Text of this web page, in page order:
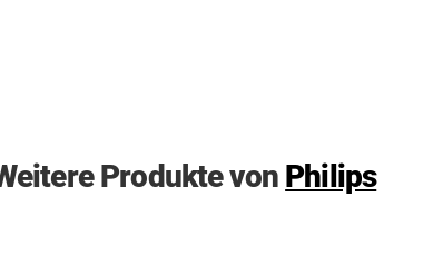
Produkte von Philips